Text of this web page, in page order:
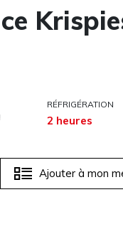
RÉFRIGÉRATION
2 heures
Ajouter à mon